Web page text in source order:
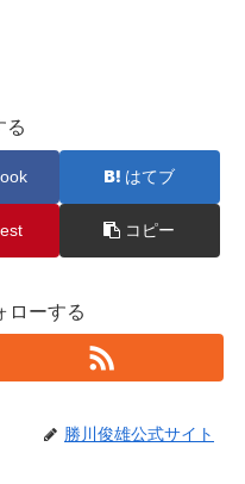
る
はてブ
コピー
ローする
勝川俊雄公式サイト